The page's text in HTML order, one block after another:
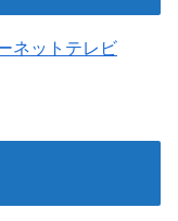
ネットテレビ